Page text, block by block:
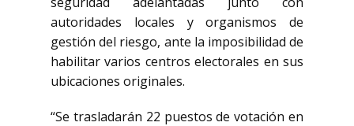
autoridades locales y organismos de
gestión del riesgo, ante la imposibilidad de
habilitar varios centros electorales en sus
ubicaciones originales.
“Se trasladarán 22 puestos de votación en